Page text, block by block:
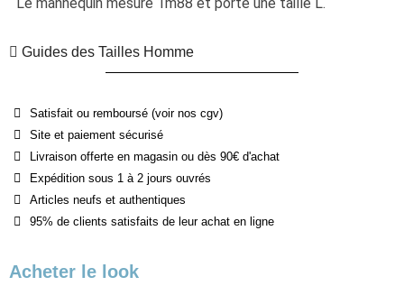
Guides des Tailles Homme
Satisfait ou remboursé (voir nos cgv)
Site et paiement sécurisé
Livraison offerte en magasin ou dès 90€ d'achat
Expédition sous 1 à 2 jours ouvrés
Articles neufs et authentiques
95% de clients satisfaits de leur achat en ligne
Acheter le look